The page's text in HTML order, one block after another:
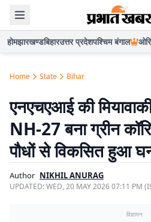
होमझारखण्डबिहारउत्तर प्रदेशपश्चिम बंगाल
Home State Bihar
एनएचएआई की
NH-27 बना ग्रीन
पौधों से विकसित हुआ
Author NIKHIL ANURAG
UPDATED:WED, 20 MAY 2026 07:11 PM
विज्ञापन